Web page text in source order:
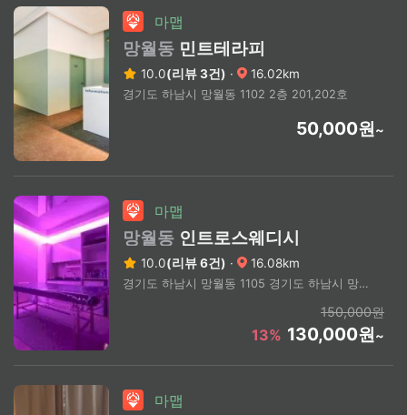
마맵
망월동 민트테라피
10.0(리뷰 3건) · 16.02km
경기도 하남시 망월동 1102 2층 201,202호
50,000원~
마맵
망월동 인트로스웨디시
10.0(리뷰 6건) · 16.08km
경기도 하남시 망월동 1105 경기도 하남시 망월동 (상세 주소 문의) / 미사역 1번 출구 인근
150,000원
13% 130,000원~
마맵